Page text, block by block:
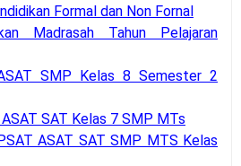
Formal dan Non Fornal
Madrasah Tahun Pelajaran
SMP Kelas 8 Semester 2
SAT Kelas 7 SMP MTs
ASAT SAT SMP MTS Kelas